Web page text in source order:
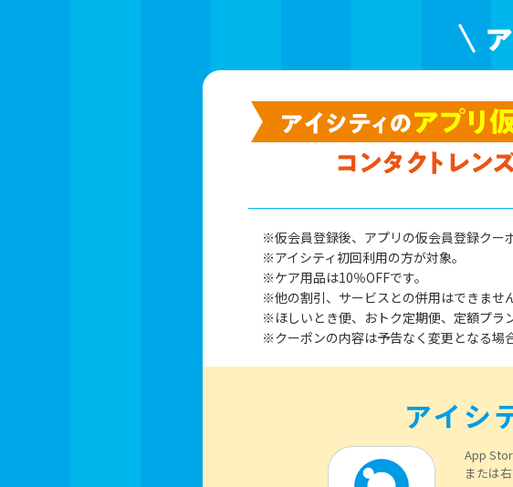
※仮会員登録後、アプリの仮会員登録クー
※アイシティ初回利用の方が対象。
※ケア用品は10％OFFです。
※他の割引、サービスとの併用はできません
※ほしいとき便、おトク定期便、定額プラ
※クーポンの内容は予告なく変更となる場
アイシ
App
または